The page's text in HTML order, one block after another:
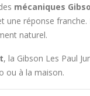
mécaniques
une réponse franche.
naturel.
, la Gibson Les Paul
ou à la maison.